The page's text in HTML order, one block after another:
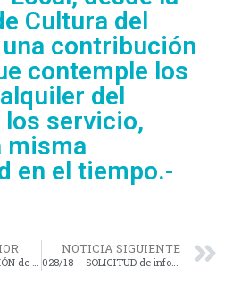
Cultura del
contribución
contemple los
del
los servicio,
misma
en el tiempo.-
026/18 – DECLARACIÓN de “Interés Municipal y Legislativo” de la jornada “Hablemos de autismo”.-
NOTICIA SIGUIENTE
028/18 – SOLICITUD de información sobre el relevamiento efectuado en los diferentes establecimientos educativos de Navarro.-